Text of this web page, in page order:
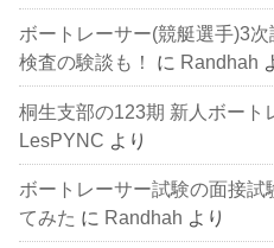
ボートレーサー(競艇選手)3
検査の験談も！
に Randhah
桐生支部の123期 新人ボート
LesPYNC より
ボートレーサー試験の面接
てみた に Randhah より